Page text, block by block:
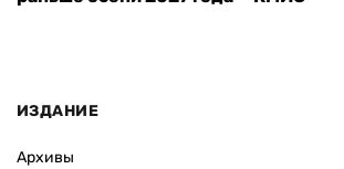
ИЗДАНИЕ
Архивы